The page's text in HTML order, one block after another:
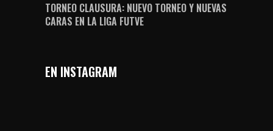
TORNEO CLAUSURA: NUEVO TORNEO Y NUEVAS
CARAS EN LA LIGA FUTVE
EN INSTAGRAM